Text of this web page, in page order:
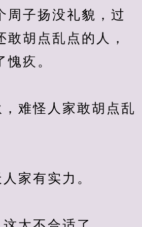
周子扬没礼貌，过
敢胡点乱点的人，
疚。
怪人家敢胡点乱
有实力。